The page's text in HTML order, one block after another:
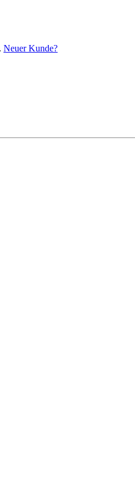
Neuer Kunde?